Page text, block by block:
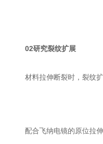
02研究裂纹扩展
材料拉伸断裂时，裂纹
配合飞纳电镜的原位拉